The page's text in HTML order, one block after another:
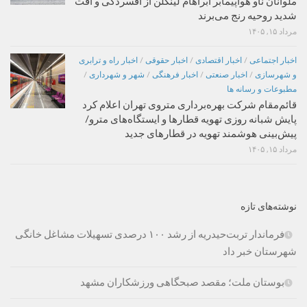
شدید روحیه رنج می‌برند
مرداد ۱۵, ۱۴۰۵
اخبار اجتماعی / اخبار اقتصادی / اخبار حقوقی / اخبار راه و ترابری
و شهرسازی / اخبار صنعتی / اخبار فرهنگی / شهر و شهرداری /
مطبوعات و رسانه ها
قائم‌مقام شرکت بهره‌برداری متروی تهران اعلام کرد
پایش شبانه روزی تهویه قطارها و ایستگاه‌های مترو/
پیش‌بینی هوشمند تهویه در قطارهای جدید
مرداد ۱۵, ۱۴۰۵
نوشته‌های تازه
فرماندار تربت‌حیدریه از رشد ۱۰۰ درصدی تسهیلات مشاغل خانگی
شهرستان خبر داد
بوستان ملت؛ مقصد صبحگاهی ورزشکاران مشهد